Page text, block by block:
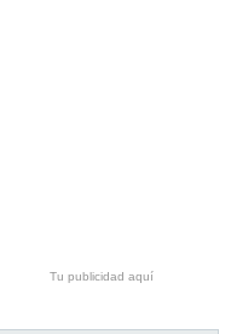
Tu publicidad aquí